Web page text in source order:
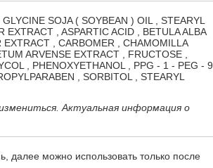
SOJA ( SOYBEAN ) OIL , STEARYL
EXTRACT , ASPARTIC ACID , BETULA ALBA
, CARBOMER , CHAMOMILLA
ARVENSE EXTRACT , FRUCTOSE ,
, PHENOXYETHANOL , PPG - 1 - PEG - 9
, SORBITOL , STEARYL
Актуальная информация о
далее можно использовать только после